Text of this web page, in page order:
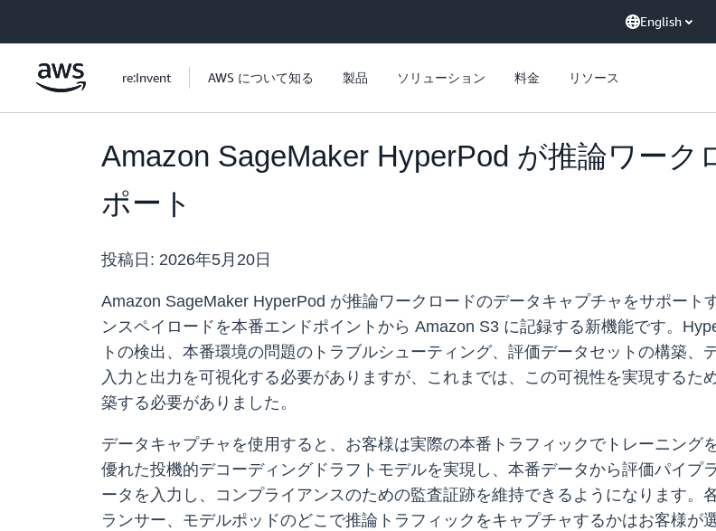
English
re:Invent AWS について知る 製品 ソリューション 料金 リソース
Amazon SageMaker HyperPod が推論ワー
ポート
投稿日: 2026年5月20日
Amazon SageMaker HyperPod が推論ワークロードのデータキャプチャをサポー
ンスペイロードを本番エンドポイントから Amazon S3 に記録する新機能です。
トの検出、本番環境の問題のトラブルシューティング、評価データセットの構築
入力と出力を可視化する必要がありますが、これまでは、この可視性を実現する
築する必要がありました。
データキャプチャを使用すると、お客様は実際の本番トラフィックでトレーニン
優れた投機的デコーディングドラフトモデルを実現し、本番データから評価パイ
ータを入力し、コンプライアンスのための監査証跡を維持できるようになります
ランサー、モデルポッドのどこで推論トラフィックをキャプチャするかはお客様が